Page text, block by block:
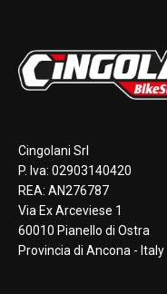
Cingolani Srl
P. Iva: 02903140420
REA: AN276787
Via Ex Arceviese 1
60010 Pianello di Ostra
Provincia di Ancona - Italy